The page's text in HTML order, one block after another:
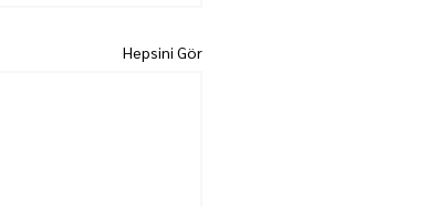
Hepsini Gör